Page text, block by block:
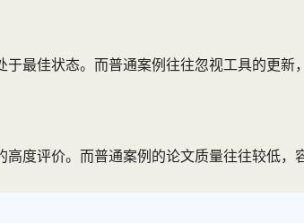
最佳状态。而普通案例往往忽视工具的更
度评价。而普通案例的论文质量往往较低，